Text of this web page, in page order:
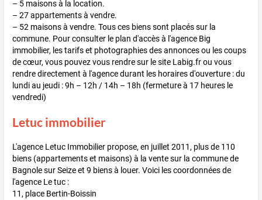
– 5 maisons à la location.
– 27 appartements à vendre.
– 52 maisons à vendre. Tous ces biens sont placés sur la
commune. Pour consulter le plan d'accès à l'agence Big
immobilier, les tarifs et photographies des annonces ou les coups
de cœur, vous pouvez vous rendre sur le site Labig.fr ou vous
rendre directement à l'agence durant les horaires d'ouverture : du
lundi au jeudi : 9h – 12h / 14h – 18h (fermeture à 17 heures le
vendredi)
Letuc immobilier
L'agence Letuc Immobilier propose, en juillet 2011, plus de 110
biens (appartements et maisons) à la vente sur la commune de
Bagnole sur Seize et 9 biens à louer. Voici les coordonnées de
l'agence Le tuc :
11, place Bertin-Boissin